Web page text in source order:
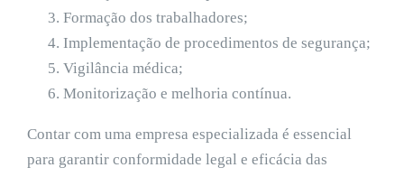
Formação dos trabalhadores;
Implementação de procedimentos de segurança;
Vigilância médica;
Monitorização e melhoria contínua.
Contar com uma empresa especializada é essencial
para garantir conformidade legal e eficácia das